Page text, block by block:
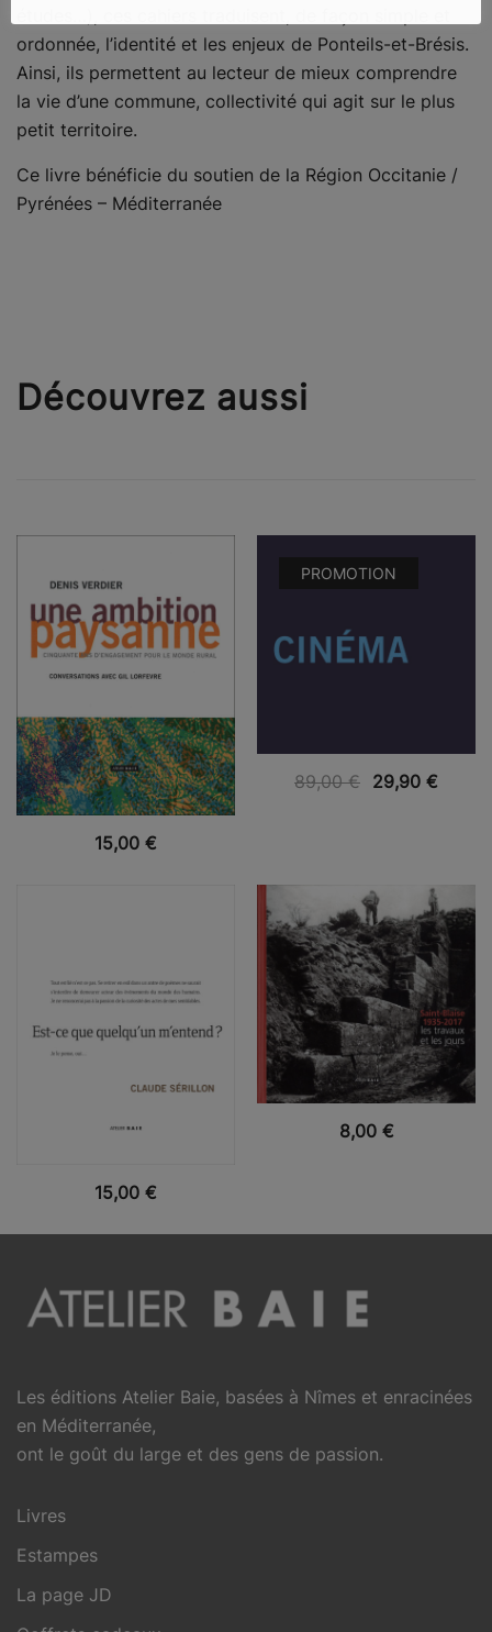
ordonnée, l’identité et les enjeux de Ponteils-et-Brésis.
Ainsi, ils permettent au lecteur de mieux comprendre
la vie d’une commune, collectivité qui agit sur le plus
petit territoire.
Ce livre bénéficie du soutien de la Région Occitanie /
Pyrénées – Méditerranée
Découvrez aussi
VUE RAPIDE
15,00 €
PROMOTION
VUE RAPIDE
89,00€ 29,90 €
VUE RAPIDE
15,00 €
VUE RAPIDE
8,00 €
Les éditions Atelier Baie, basées à Nîmes et enracinées
en Méditerranée,
ont le goût du large et des gens de passion.
Livres
Estampes
La page JD